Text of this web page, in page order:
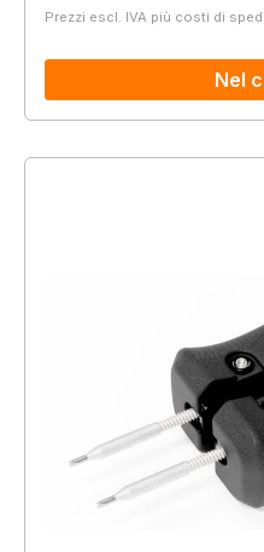
Prezzi escl. IVA più costi di
Nel